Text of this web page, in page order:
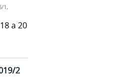
1,
a 20
2